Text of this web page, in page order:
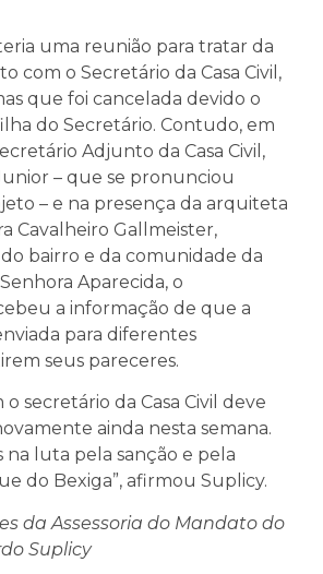
uma reunião para tratar da
com o Secretário da Casa Civil,
que foi cancelada devido o
do Secretário. Contudo, em
Adjunto da Casa Civil,
– que se pronunciou
– e na presença da arquiteta
Cavalheiro Gallmeister,
bairro e da comunidade da
Aparecida, o
a informação de que a
para diferentes
seus pareceres.
secretário da Casa Civil deve
ainda nesta semana.
na luta pela sanção e pela
do Bexiga”, afirmou Suplicy.
da Assessoria do Mandato do
Suplicy